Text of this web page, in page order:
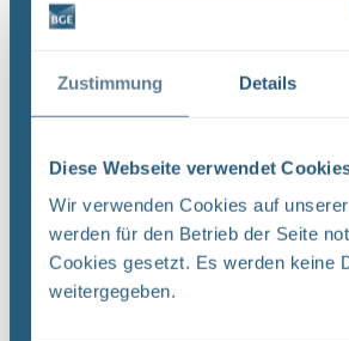
Zustimmung Details
Diese Webseite verwendet
Wir verwenden Cookies auf
werden für den Betrieb der Seite
Cookies gesetzt. Es werden keine
weitergegeben.
Es wurde 1 Ergebnis in 1
Ergebnisse pro Seite:
Sortieren nach